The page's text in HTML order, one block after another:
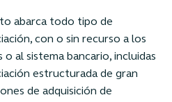
abarca todo tipo de
con o sin recurso a los
al sistema bancario, incluidas
estructurada de gran
de adquisición de